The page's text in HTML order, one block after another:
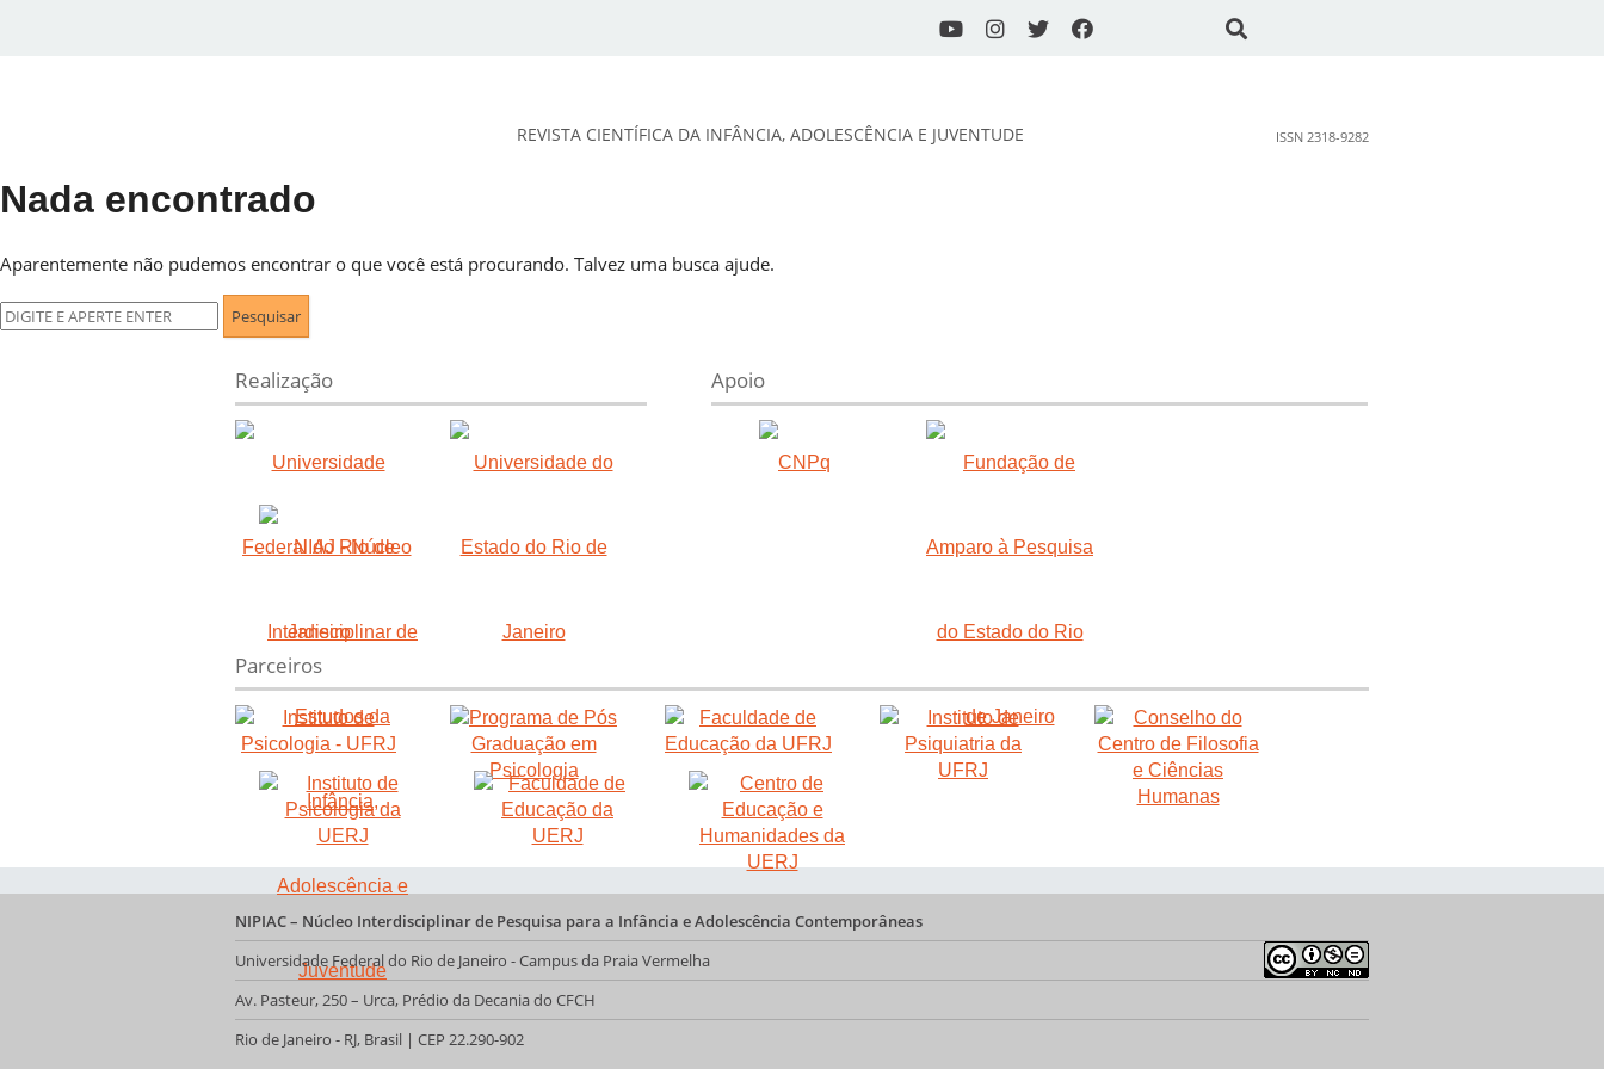
DESidades
REVISTA CIENTÍFICA DA INFÂNCIA, ADOLESCÊNCIA E JUVENTUDE ISSN 2318-9282
Nada encontrado
Aparentemente não pudemos encontrar o que você está procurando. Talvez uma busca ajude.
Pesquisar
por:
Realização Apoio
Parceiros
NIPIAC – Núcleo Interdisciplinar de Pesquisa para a Infância e Adolescência Contemporâneas
Universidade Federal do Rio de Janeiro - Campus da Praia Vermelha
Av. Pasteur, 250 – Urca, Prédio da Decania do CFCH
Rio de Janeiro - RJ, Brasil | CEP 22.290-902